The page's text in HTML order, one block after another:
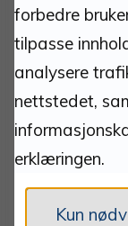
forbedre
tilpasse
analysere
nettstedet,
erklæringen.
Kun